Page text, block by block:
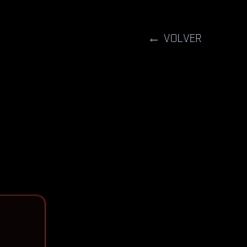
← VOLVER